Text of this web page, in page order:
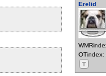
Erelid
OTindex:
T